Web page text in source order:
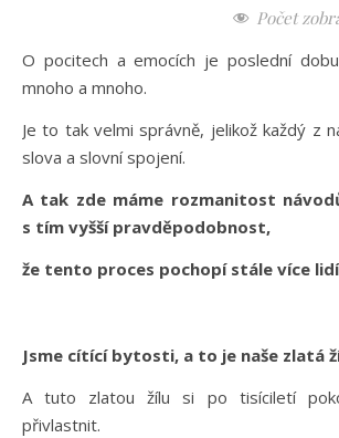
Počet
O pocitech a emocích je poslední
mnoho a mnoho.
Je to tak velmi správně, jelikož každý z
slova a slovní spojení.
A tak zde máme rozmanitost
s tím vyšší pravděpodobnost,
že tento proces pochopí stále více
Jsme cítící bytosti, a to je naše zlatá
A tuto zlatou žílu si po tisíciletí
přivlastnit.